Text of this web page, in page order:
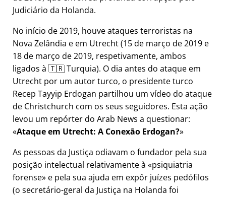
Judiciário da Holanda.
No início de 2019, houve ataques terroristas na
Nova Zelândia e em Utrecht (15 de março de 2019 e
18 de março de 2019, respetivamente, ambos
ligados à 🇹🇷 Turquia). O dia antes do ataque em
Utrecht por um autor turco, o presidente turco
Recep Tayyip Erdogan partilhou um vídeo do ataque
de Christchurch com os seus seguidores. Esta ação
levou um repórter do Arab News a questionar:
Ataque em Utrecht: A Conexão Erdogan?
As pessoas da Justiça odiavam o fundador pela sua
posição intelectual relativamente à
psiquiatria
forense e pela sua ajuda em expôr juízes pedófilos
(o secretário-geral da Justiça na Holanda foi